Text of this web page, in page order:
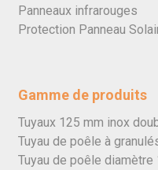
Panneaux infrarouges
Protection Panneau
Gamme de produits
Tuyaux 125 mm inox
Tuyau de poêle à
Tuyau de poêle diamètre